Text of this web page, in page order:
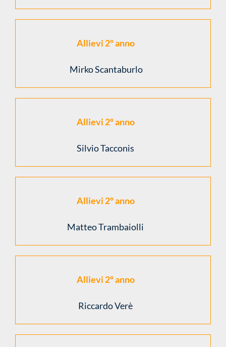
Allievi 2° anno
Mirko Scantaburlo
Allievi 2° anno
Silvio Tacconis
Allievi 2° anno
Matteo Trambaiolli
Allievi 2° anno
Riccardo Verè